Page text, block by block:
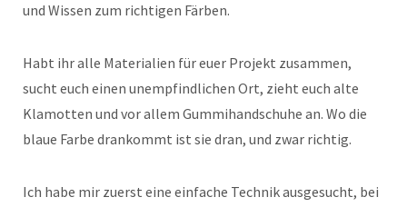
und Wissen zum richtigen Färben.
Habt ihr alle Materialien für euer Projekt zusammen,
sucht euch einen unempfindlichen Ort, zieht euch alte
Klamotten und vor allem Gummihandschuhe an. Wo die
blaue Farbe drankommt ist sie dran, und zwar richtig.
Ich habe mir zuerst eine einfache Technik ausgesucht, bei